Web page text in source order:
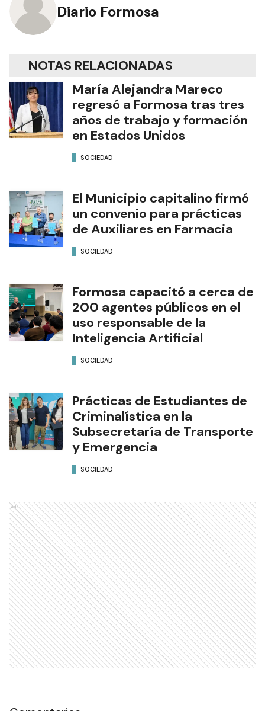
Autor
Diario Formosa
NOTAS RELACIONADAS
María Alejandra Mareco
regresó a Formosa tras tres
años de trabajo y formación
SOCIEDAD
El Municipio capitalino firmó
un convenio para prácticas
SOCIEDAD
Formosa capacitó a cerca de
200 agentes públicos en el
uso responsable de la
SOCIEDAD
Prácticas de Estudiantes de
Criminalística en la
Subsecretaría de Transporte
SOCIEDAD
Ads